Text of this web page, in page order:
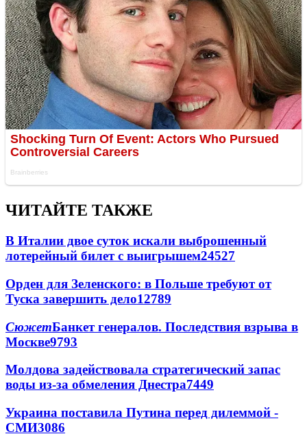
ЧИТАЙТЕ ТАКЖЕ
В Италии двое суток искали выброшенный
лотерейный билет с выигрышем24527
Орден для Зеленского: в Польше требуют от
Туска завершить дело12789
СюжетБанкет генералов. Последствия взрыва в
Москве9793
Молдова задействовала стратегический запас
воды из-за обмеления Днестра7449
Украина поставила Путина перед дилеммой -
СМИ3086